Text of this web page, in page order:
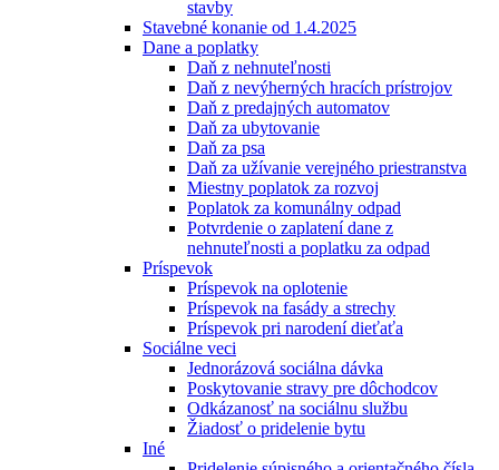
stavby
Stavebné konanie od 1.4.2025
Dane a poplatky
Daň z nehnuteľnosti
Daň z nevýherných hracích prístrojov
Daň z predajných automatov
Daň za ubytovanie
Daň za psa
Daň za užívanie verejného priestranstva
Miestny poplatok za rozvoj
Poplatok za komunálny odpad
Potvrdenie o zaplatení dane z
nehnuteľnosti a poplatku za odpad
Príspevok
Príspevok na oplotenie
Príspevok na fasády a strechy
Príspevok pri narodení dieťaťa
Sociálne veci
Jednorázová sociálna dávka
Poskytovanie stravy pre dôchodcov
Odkázanosť na sociálnu službu
Žiadosť o pridelenie bytu
Iné